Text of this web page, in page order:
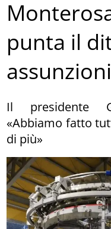
punta il
assunzioni
Il presidente
«Abbiamo fatto
di più»